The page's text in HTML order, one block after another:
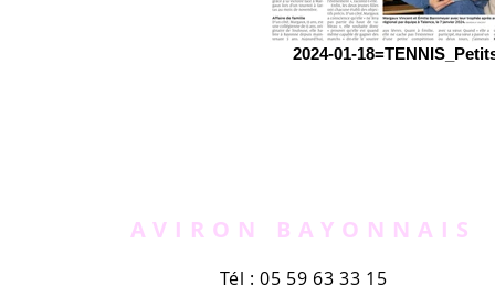
2024-01-
AVIRON BAYONNAIS
Tél : 05 59 63 33 15